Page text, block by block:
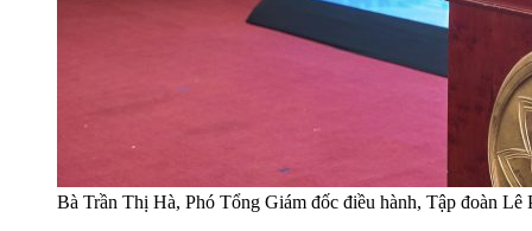
Bà Trần Thị Hà, Phó Tổng Giám đốc điều hành, Tập đoàn Lê